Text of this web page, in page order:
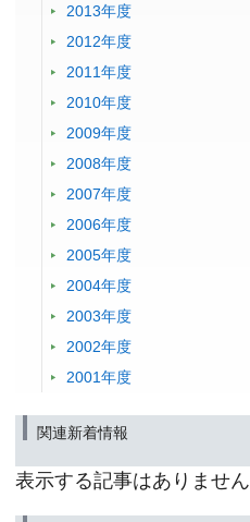
2013年度
2012年度
2011年度
2010年度
2009年度
2008年度
2007年度
2006年度
2005年度
2004年度
2003年度
2002年度
2001年度
関連新着情報
表示する記事はありません